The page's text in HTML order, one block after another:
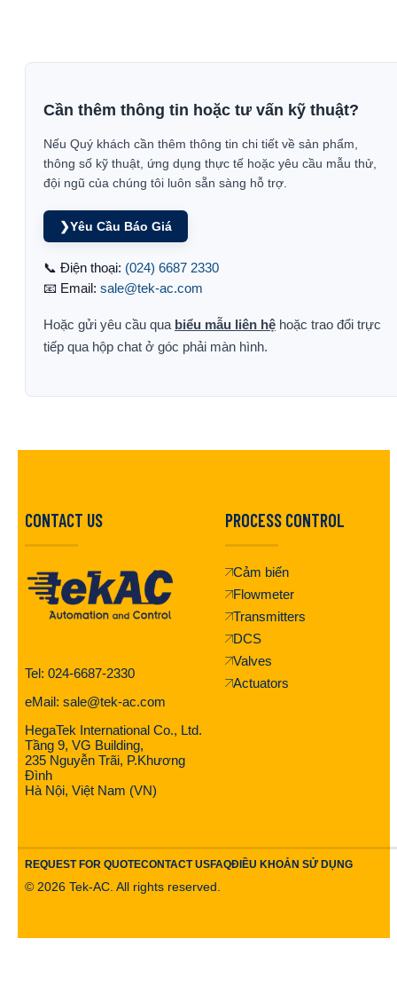
Cần thêm thông tin hoặc tư vấn kỹ thuật?
Nếu Quý khách cần thêm thông tin chi tiết về sản phẩm,
thông số kỹ thuật, ứng dụng thực tế hoặc yêu cầu mẫu thử,
đội ngũ của chúng tôi luôn sẵn sàng hỗ trợ.
❯Yêu Cầu Báo Giá
📞 Điện thoại: (024) 6687 2330
📧 Email: sale@tek-ac.com
Hoặc gửi yêu cầu qua biểu mẫu liên hệ hoặc trao đổi trực
tiếp qua hộp chat ở góc phải màn hình.
CONTACT US
Tel: 024-6687-2330
eMail: sale@tek-ac.com
HegaTek International Co., Ltd.
Tầng 9, VG Building,
235 Nguyễn Trãi, P.Khương
Đình
Hà Nội, Việt Nam (VN)
PROCESS CONTROL
Cảm biến
Flowmeter
Transmitters
DCS
Valves
Actuators
REQUEST FOR QUOTECONTACT USFAQĐIỀU KHOẢN SỬ DỤNG
© 2026 Tek-AC. All rights reserved.